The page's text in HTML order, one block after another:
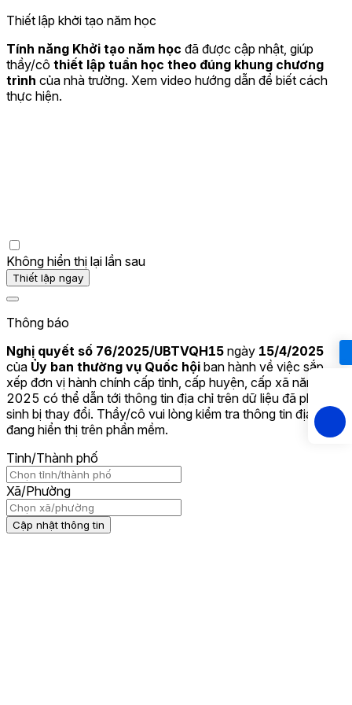
Thiết lập khởi tạo năm học
Tính năng Khởi tạo năm học đã được cập nhật, giúp
thầy/cô thiết lập tuần học theo đúng khung chương
trình của nhà trường. Xem video hướng dẫn để biết cách
thực hiện.
Không hiển thị lại lần sau
Thiết lập ngay
Thông báo
Nghị quyết số 76/2025/UBTVQH15 ngày 15/4/2025
của Ủy ban thường vụ Quốc hội ban hành về việc sắp
xếp đơn vị hành chính cấp tỉnh, cấp huyện, cấp xã năm
2025 có thể dẫn tới thông tin địa chỉ trên dữ liệu đã phát
sinh bị thay đổi. Thầy/cô vui lòng kiểm tra thông tin địa chỉ
đang hiển thị trên phần mềm.
Tỉnh/Thành phố
Xã/Phường
Cập nhật thông tin